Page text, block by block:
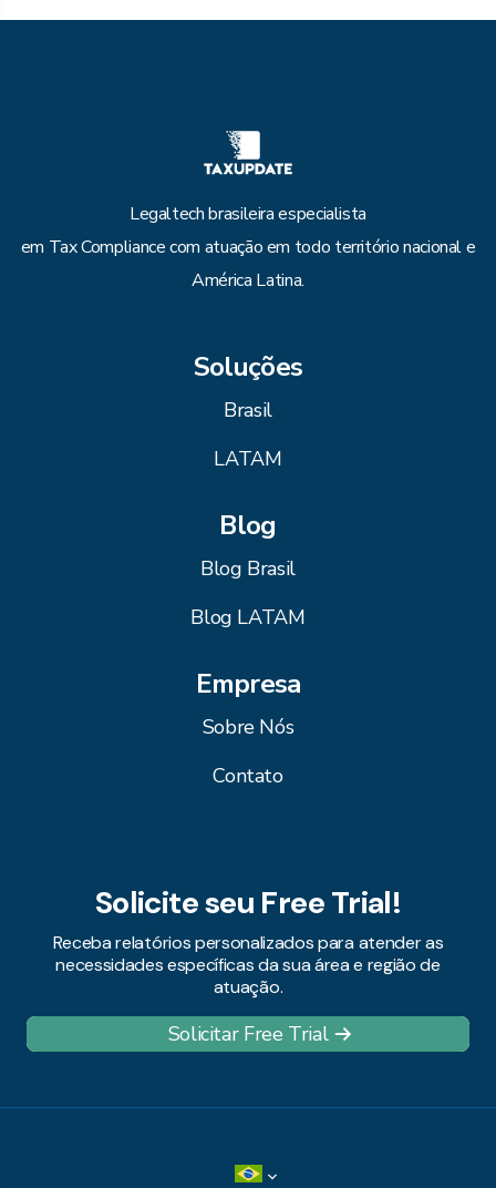
Legaltech brasileira especialista
em Tax Compliance com atuação em todo território nacional e
América Latina.
Soluções
Brasil
LATAM
Blog
Blog Brasil
Blog LATAM
Empresa
Sobre Nós
Contato
Solicite seu Free Trial!
Receba relatórios personalizados para atender as
necessidades específicas da sua área e região de
atuação.
Solicitar Free Trial